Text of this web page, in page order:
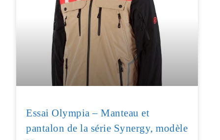
Essai Olympia – Manteau et
pantalon de la série Synergy, modèle